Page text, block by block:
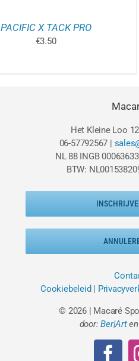
PACIFIC X TACK PRO
€3.50
Het Kleine Loo
06-57792567 |
NL 88 INGB
BTW:
Cookiebeleid |
© 2026 | Macaré
door:Ber|Arten